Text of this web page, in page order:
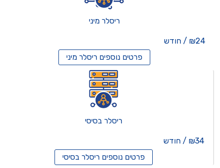
ריסלר מיני
₪24 / חודש
פרטים נוספיםריסלר מיני
ריסלר בסיסי
₪34 / חודש
פרטים נוספיםריסלר בסיסי